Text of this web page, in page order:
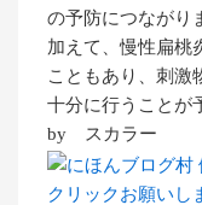
の予防につながり
加えて、慢性扁桃
こともあり、刺激
十分に行うことが
by スカラー
クリックお願いし